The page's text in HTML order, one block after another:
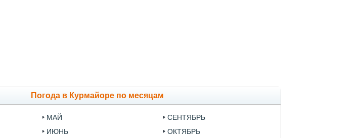
Погода в Курмайоре по месяцам
МАЙ
ИЮНЬ
СЕНТЯБРЬ
ОКТЯБРЬ